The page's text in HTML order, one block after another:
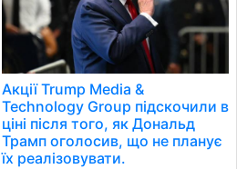
Акції Trump Media &
Technology Group підскочили в
ціні після того, як Дональд
Трамп оголосив, що не планує
їх реалізовувати.